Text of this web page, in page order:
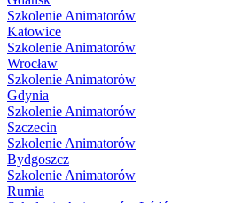
Szkolenie Animatorów
Katowice
Szkolenie Animatorów
Wrocław
Szkolenie Animatorów
Gdynia
Szkolenie Animatorów
Szczecin
Szkolenie Animatorów
Bydgoszcz
Szkolenie Animatorów
Rumia